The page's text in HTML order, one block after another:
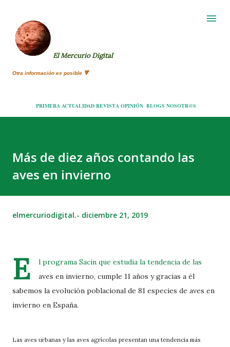
El Mercurio Digital
Otra información es posible 🔻
PRIMERA ACTUALIDAD REVISTA OPINIÓN BLOGS NOSOTR@S
Más de diez años contando las
aves en invierno
elmercuriodigital.- diciembre 21, 2019
E l programa Sacin que estudia la tendencia de las
aves en invierno, cumple 11 años y gracias a él
sabemos la evolución poblacional de 81 especies de aves en
invierno en España.
Las aves urbanas y las aves agrícolas presentan una tendencia más